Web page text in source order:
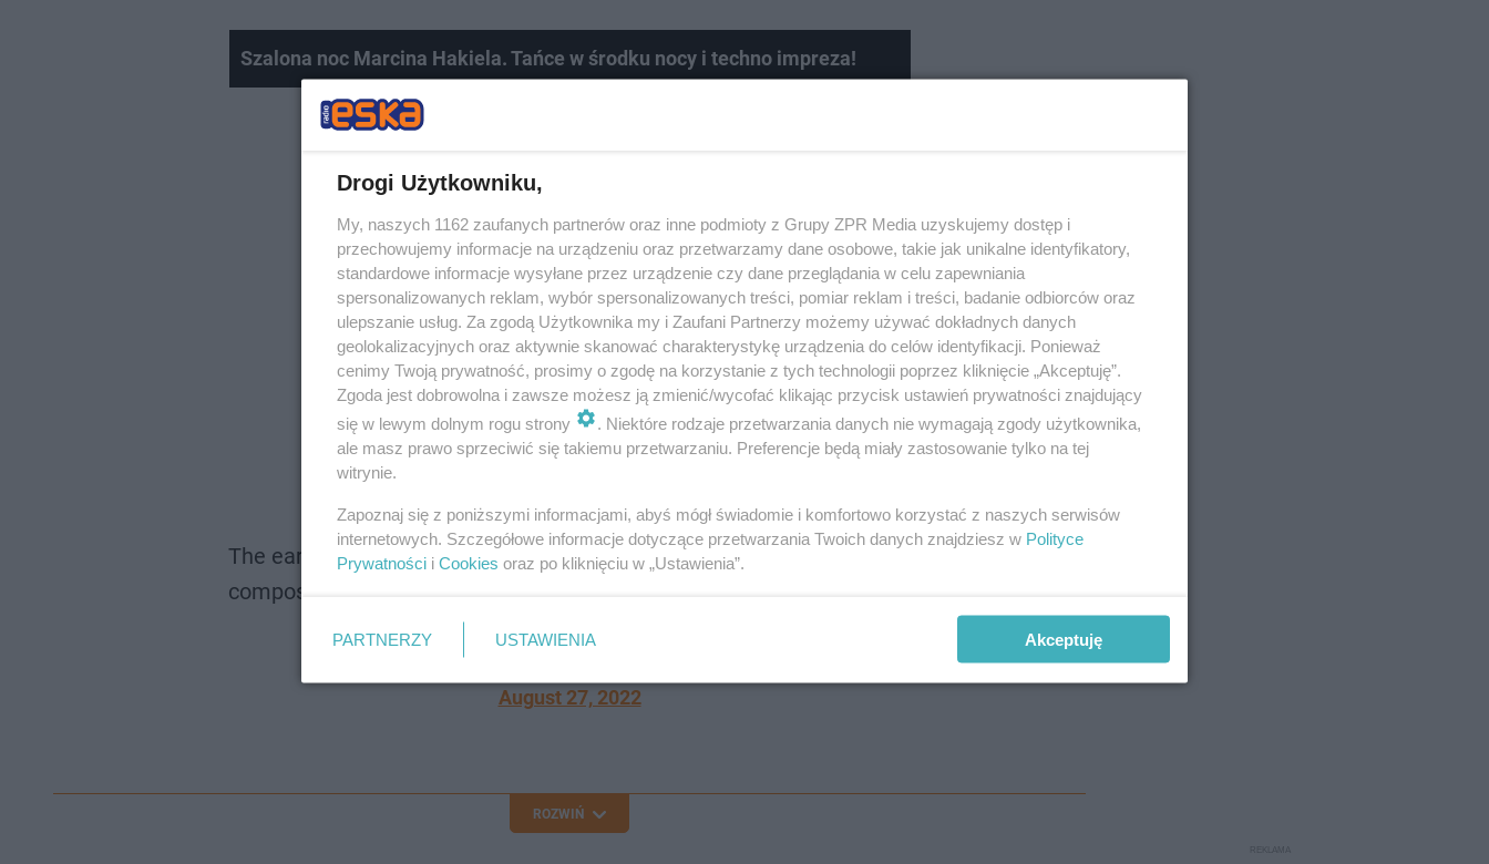
Szalona noc Marcina Hakiela. Tańce w środku nocy i techno impreza!
The earliest image ever taken of Jupiter in 1879 vs. the most recent
composite image of Jupiter taken by JWST:
pic.twitter.com/we2HRTe49S
— Jasmine 🌌🔭 (@astro_jaz)
August 27, 2022
ROZWIŃ
Drogi Użytkowniku,
My, naszych 1162 zaufanych partnerów oraz inne podmioty z Grupy ZPR Media uzyskujemy dostęp i
przechowujemy informacje na urządzeniu oraz przetwarzamy dane osobowe, takie jak unikalne identyfikatory,
standardowe informacje wysyłane przez urządzenie czy dane przeglądania w celu zapewniania
spersonalizowanych reklam, wybór spersonalizowanych treści, pomiar reklam i treści, badanie odbiorców oraz
ulepszanie usług. Za zgodą Użytkownika my i Zaufani Partnerzy możemy używać dokładnych danych
geolokalizacyjnych oraz aktywnie skanować charakterystykę urządzenia do celów identyfikacji. Ponieważ
cenimy Twoją prywatność, prosimy o zgodę na korzystanie z tych technologii poprzez kliknięcie „Akceptuję”.
Zgoda jest dobrowolna i zawsze możesz ją zmienić/wycofać klikając przycisk ustawień prywatności znajdujący
się w lewym dolnym rogu strony
. Niektóre rodzaje przetwarzania danych nie wymagają zgody użytkownika,
ale masz prawo sprzeciwić się takiemu przetwarzaniu. Preferencje będą miały zastosowanie tylko na tej
witrynie.
Zapoznaj się z poniższymi informacjami, abyś mógł świadomie i komfortowo korzystać z naszych serwisów
internetowych. Szczegółowe informacje dotyczące przetwarzania Twoich danych znajdziesz w Polityce
Prywatności i Cookies oraz po kliknięciu w „Ustawienia”.
PARTNERZY USTAWIENIA Akceptuję